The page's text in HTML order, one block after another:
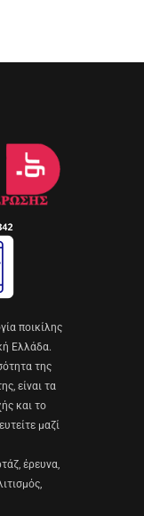
ποικίλης
Ελλάδα.
της
είναι τα
και το
μαζί
έρευνα,